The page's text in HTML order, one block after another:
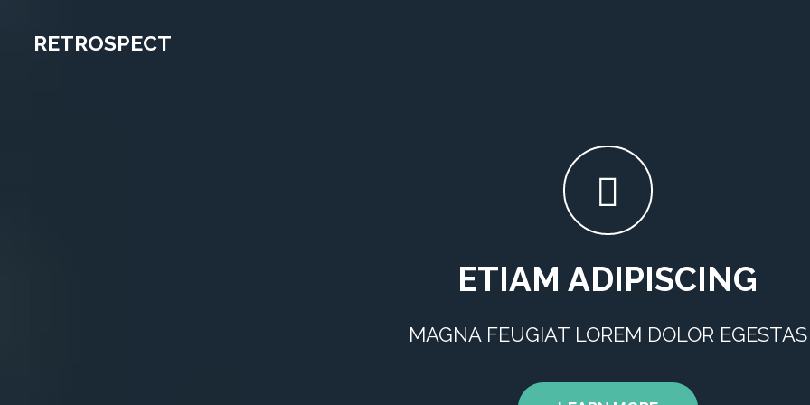
RETROSPECT
ETIAM ADIPISCING
MAGNA FEUGIAT LOREM DOLOR EGESTAS